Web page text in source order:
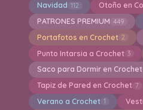
Navidad 112 Otoño en
PATRONES PREMIUM 449
Portafotos en Crochet 2
Punto Intarsia a Crochet 3
Saco para Dormir en Crochet
Tapiz de Pared en Crochet 7
Verano a Crochet 1